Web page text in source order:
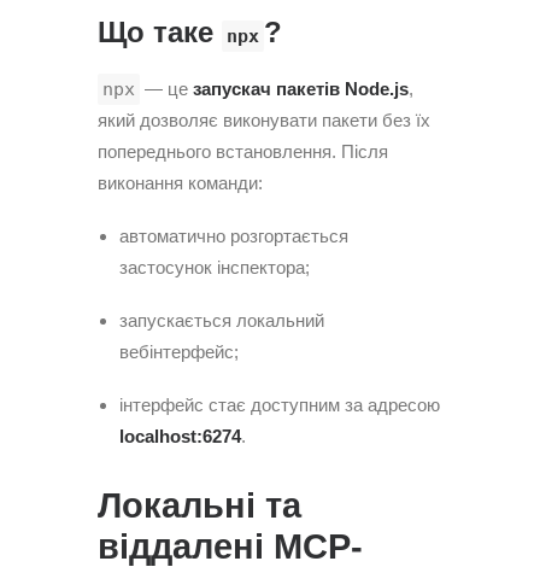
Що таке npx ?
npx — це запускач пакетів Node.js,
який дозволяє виконувати пакети без їх
попереднього встановлення. Після
виконання команди:
автоматично розгортається
застосунок інспектора;
запускається локальний
вебінтерфейс;
інтерфейс стає доступним за адресою
localhost:6274.
Локальні та
віддалені MCP-